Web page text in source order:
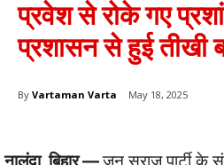
प्रवेश से रोके गए
प्रशासन से हुई तीखी
By Vartaman Varta May 18, 2025